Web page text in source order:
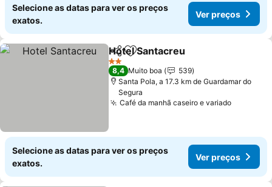
Selecione as datas para ver os preços
exatos.
Ver preços
PartilharAdicionar aos favoritos
Hotel Santacreu
2 Estrelas
8,4 Muito boa
539
Santa Pola, a 17.3 km de Guardamar do
Segura
Café da manhã caseiro e variadoVer
Selecione as datas para ver os preços
exatos.
Ver preços